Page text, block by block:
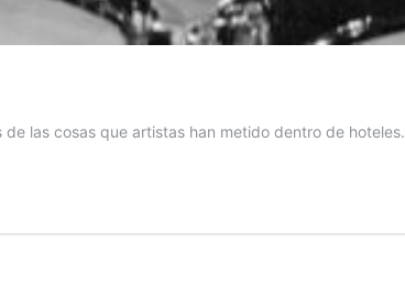
las cosas que artistas han metido dentro de hoteles.